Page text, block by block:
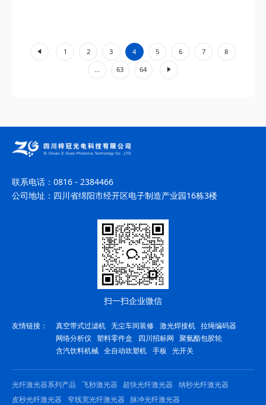
1 2 3 4 5 6 7 8
... 63 64
»
联系电话： 0816 - 2384466
公司地址： 四川省绵阳市经开区电子制造产业园16栋3楼
扫一扫企业微信
友情链接： 真空带式过滤机 无尘车间装修 激光焊接机 拉绳编码器
网络分析仪 塑料零件盒 四川招标网
聚氨酯包胶轮
含汽饮料机械 全自动吹塑机 手板 光开关
光纤激光器系列产品 飞秒激光器 超快光纤激光器
纳秒光纤激光器
皮秒光纤激光器
窄线宽光纤激光器
脉冲光纤激光器